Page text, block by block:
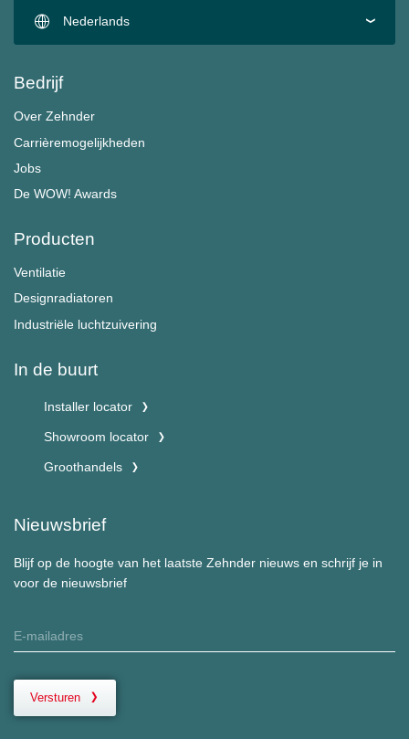
Nederlands
Bedrijf
Over Zehnder
Carrièremogelijkheden
Jobs
De WOW! Awards
Producten
Ventilatie
Designradiatoren
Industriële luchtzuivering
In de buurt
Installer locator
Showroom locator
Groothandels
Nieuwsbrief
Blijf op de hoogte van het laatste Zehnder nieuws en schrijf je in
voor de nieuwsbrief
Versturen